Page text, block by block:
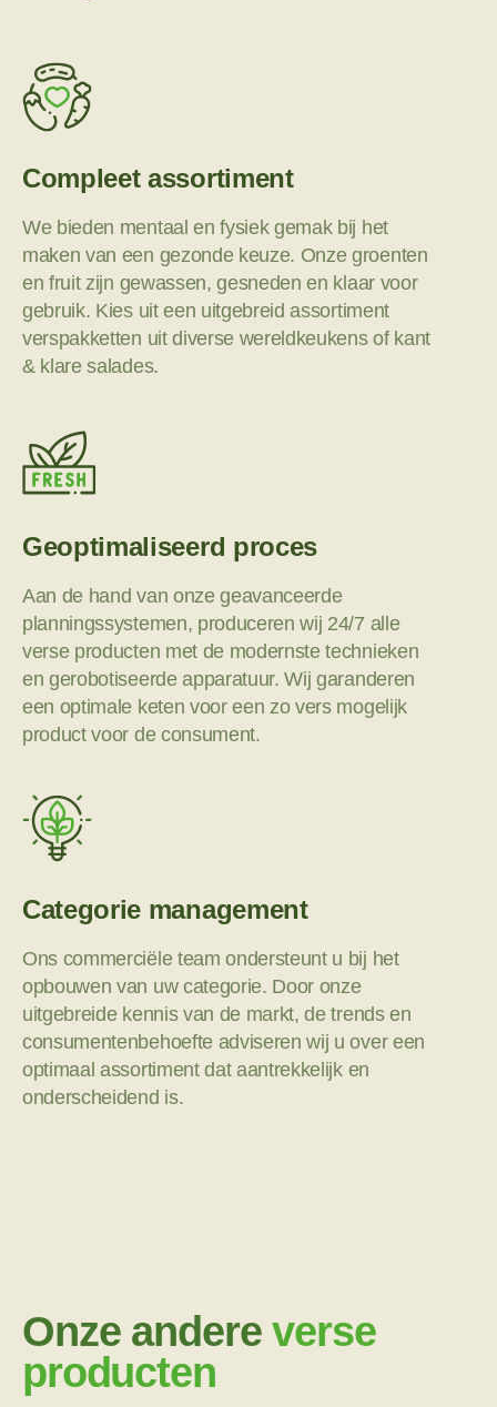
Compleet assortiment
We bieden mentaal en fysiek gemak bij het
maken van een gezonde keuze. Onze groenten
en fruit zijn gewassen, gesneden en klaar voor
gebruik. Kies uit een uitgebreid assortiment
verspakketten uit diverse wereldkeukens of kant
& klare salades.
Geoptimaliseerd proces
Aan de hand van onze geavanceerde
planningssystemen, produceren wij 24/7 alle
verse producten met de modernste technieken
en gerobotiseerde apparatuur. Wij garanderen
een optimale keten voor een zo vers mogelijk
product voor de consument.
Categorie management
Ons commerciële team ondersteunt u bij het
opbouwen van uw categorie. Door onze
uitgebreide kennis van de markt, de trends en
consumentenbehoefte adviseren wij u over een
optimaal assortiment dat aantrekkelijk en
onderscheidend is.
Onze andereverse
producten